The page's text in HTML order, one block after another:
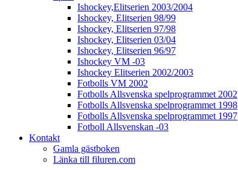
Ishockey,Elitserien 2003/2004
Ishockey, Elitserien 98/99
Ishockey, Elitserien 97/98
Ishockey, Elitserien 03/04
Ishockey, Elitserien 96/97
Ishockey VM -03
Ishockey Elitserien 2002/2003
Fotbolls VM 2002
Fotbolls Allsvenska spelprogrammet 2002
Fotbolls Allsvenska spelprogrammet 1998
Fotbolls Allsvenska spelprogrammet 1997
Fotboll Allsvenskan -03
Kontakt
Gamla gästboken
Länka till filuren.com